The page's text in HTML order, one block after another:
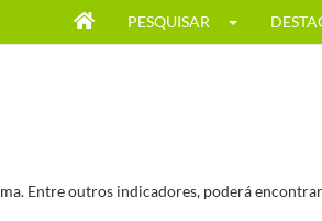
PESQUISAR
Entre outros indicadores, poderá